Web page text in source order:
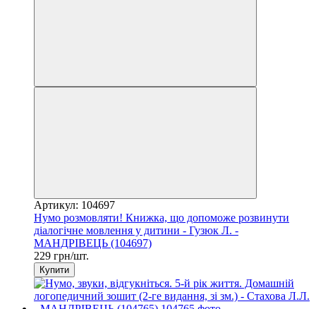
Артикул: 104697
Нумо розмовляти! Книжка, що допоможе розвинути
діалогічне мовлення у дитини - Гузюк Л. -
МАНДРІВЕЦЬ (104697)
229 грн/шт.
Купити